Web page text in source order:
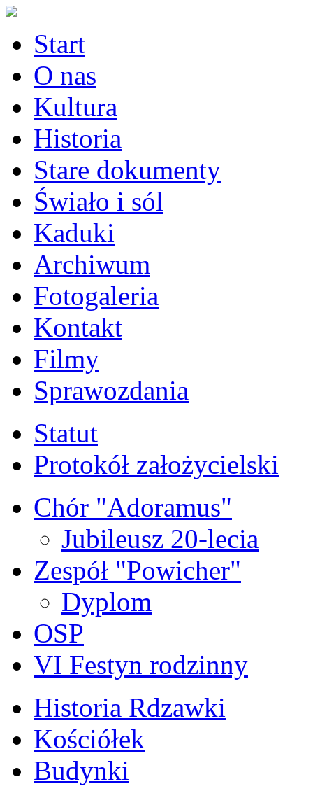
Start
O nas
Kultura
Historia
Stare dokumenty
Świało i sól
Kaduki
Archiwum
Fotogaleria
Kontakt
Filmy
Sprawozdania
Statut
Protokół założycielski
Chór "Adoramus"
Jubileusz 20-lecia
Zespół "Powicher"
Dyplom
OSP
VI Festyn rodzinny
Historia Rdzawki
Kościółek
Budynki